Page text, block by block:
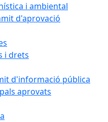
i ambiental
d'aprovació
i drets
d'informació pública
aprovats